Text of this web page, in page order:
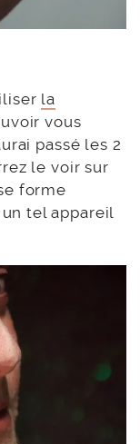
la
vous
passé les 2
le voir sur
forme
tel appareil